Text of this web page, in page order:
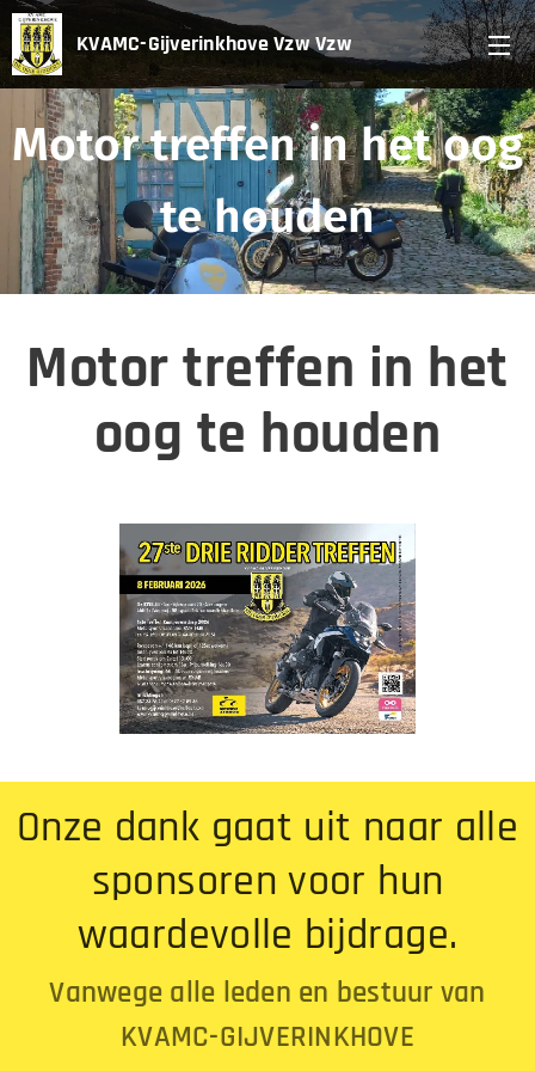
KVAMC-Gijverinkhove Vzw Vzw
Motor treffen in het oog
te houden
Motor treffen in het
oog te houden
Onze dank gaat uit naar alle
sponsoren voor hun
waardevolle bijdrage.
Vanwege alle leden en bestuur van
KVAMC-GIJVERINKHOVE